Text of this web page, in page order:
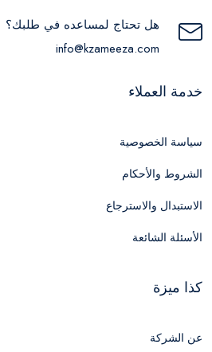
هل تحتاج لمساعده في طلبك؟
info@kzameeza.com
خدمة العملاء
سياسة الخصوصية
الشروط والأحكام
الاستبدال والاسترجاع
الأسئلة الشائعة
كذا ميزة
عن الشركة